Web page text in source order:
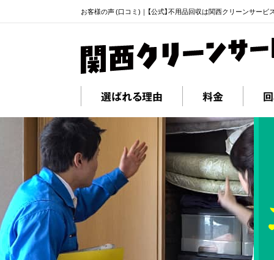
お客様の声 (口コミ)｜【公式】不用品回収は関西クリーンサービ
選ばれる理由 料金